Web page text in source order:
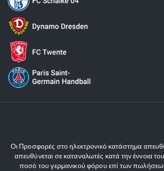
Οι Προσφορές στο ηλεκτρονικό κατάστημα
απευθύνεται σε καταναλωτές κατά την έννοια
ποσό του γερμανικού φόρου επί των